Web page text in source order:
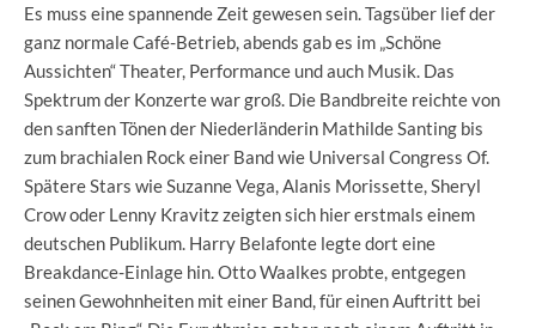
Es muss eine spannende Zeit gewesen sein. Tagsüber lief der
ganz normale Café-Betrieb, abends gab es im „Schöne
Aussichten“ Theater, Performance und auch Musik. Das
Spektrum der Konzerte war groß. Die Bandbreite reichte von
den sanften Tönen der Niederländerin Mathilde Santing bis
zum brachialen Rock einer Band wie Universal Congress Of.
Spätere Stars wie Suzanne Vega, Alanis Morissette, Sheryl
Crow oder Lenny Kravitz zeigten sich hier erstmals einem
deutschen Publikum. Harry Belafonte legte dort eine
Breakdance-Einlage hin. Otto Waalkes probte, entgegen
seinen Gewohnheiten mit einer Band, für einen Auftritt bei